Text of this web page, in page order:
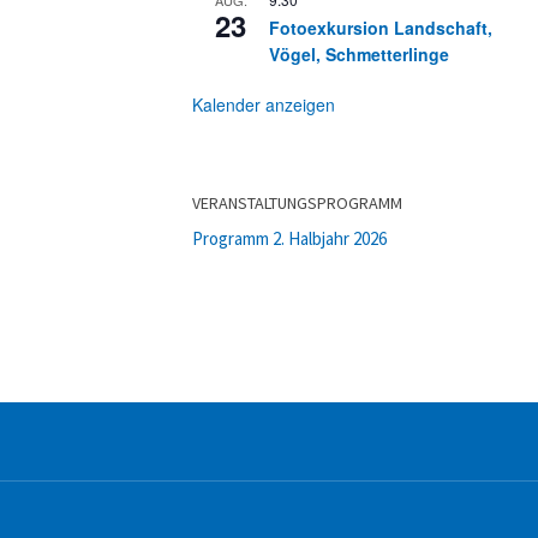
23
Fotoexkursion Landschaft,
Vögel, Schmetterlinge
Kalender anzeigen
VERANSTALTUNGSPROGRAMM
Programm 2. Halbjahr 2026